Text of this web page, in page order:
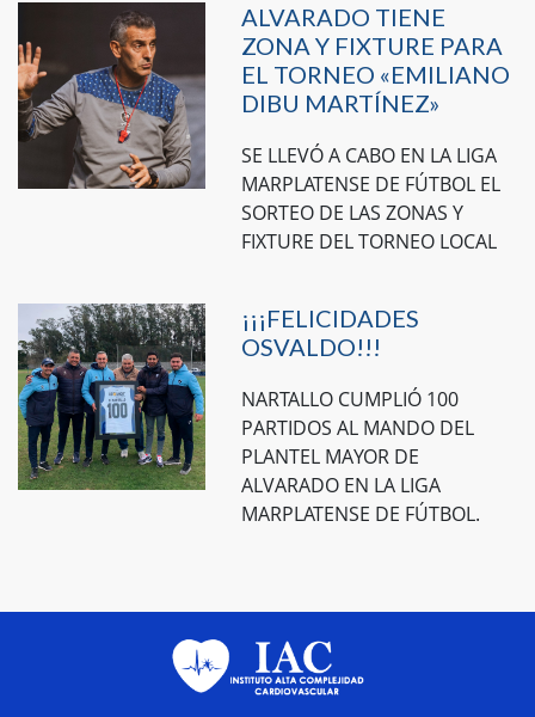
ALVARADO TIENE
ZONA Y FIXTURE PARA
EL TORNEO «EMILIANO
DIBU MARTÍNEZ»
SE LLEVÓ A CABO EN LA LIGA
MARPLATENSE DE FÚTBOL EL
SORTEO DE LAS ZONAS Y
FIXTURE DEL TORNEO LOCAL
¡¡¡FELICIDADES
OSVALDO!!!
NARTALLO CUMPLIÓ 100
PARTIDOS AL MANDO DEL
PLANTEL MAYOR DE
ALVARADO EN LA LIGA
MARPLATENSE DE FÚTBOL.